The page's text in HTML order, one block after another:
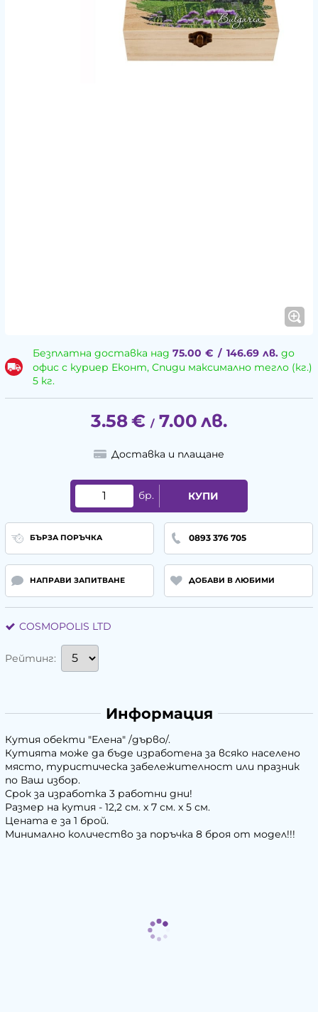
Безплатна доставка над 75.00 € / 146.69 лв.до
офис с куриер Еконт, Спиди максимално тегло (кг.)
5 кг.
3.58€ / 7.00 лв.
Доставка и плащане
бр. КУПИ
БЪРЗА ПОРЪЧКА 0893 376 705
НАПРАВИ ЗАПИТВАНЕ ДОБАВИ В ЛЮБИМИ
COSMOPOLIS LTD
Рейтинг:
Информация
Кутия обекти "Елена" /дърво/.
Кутията може да бъде изработена за всяко населено
място, туристическа забележителност или празник
по Ваш избор.
Срок за изработка 3 работни дни!
Размер на кутия - 12,2 см. х 7 см. х 5 см.
Цената е за 1 брой.
Минимално количество за поръчка 8 броя от модел!!!